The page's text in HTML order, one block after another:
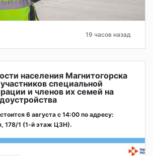
19 часов назад
населения Магнитогорска
специальной
и членов их семей на
6 августа с 14:00 по адресу:
178/1 (1‑й этаж ЦЗН).